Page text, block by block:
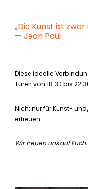
„Die Kunst ist
— Jean Paul
Diese ideelle
Türen von 18:30 bis
Nicht nur für Kunst-
erfreuen.
Wir freuen uns auf Euch.